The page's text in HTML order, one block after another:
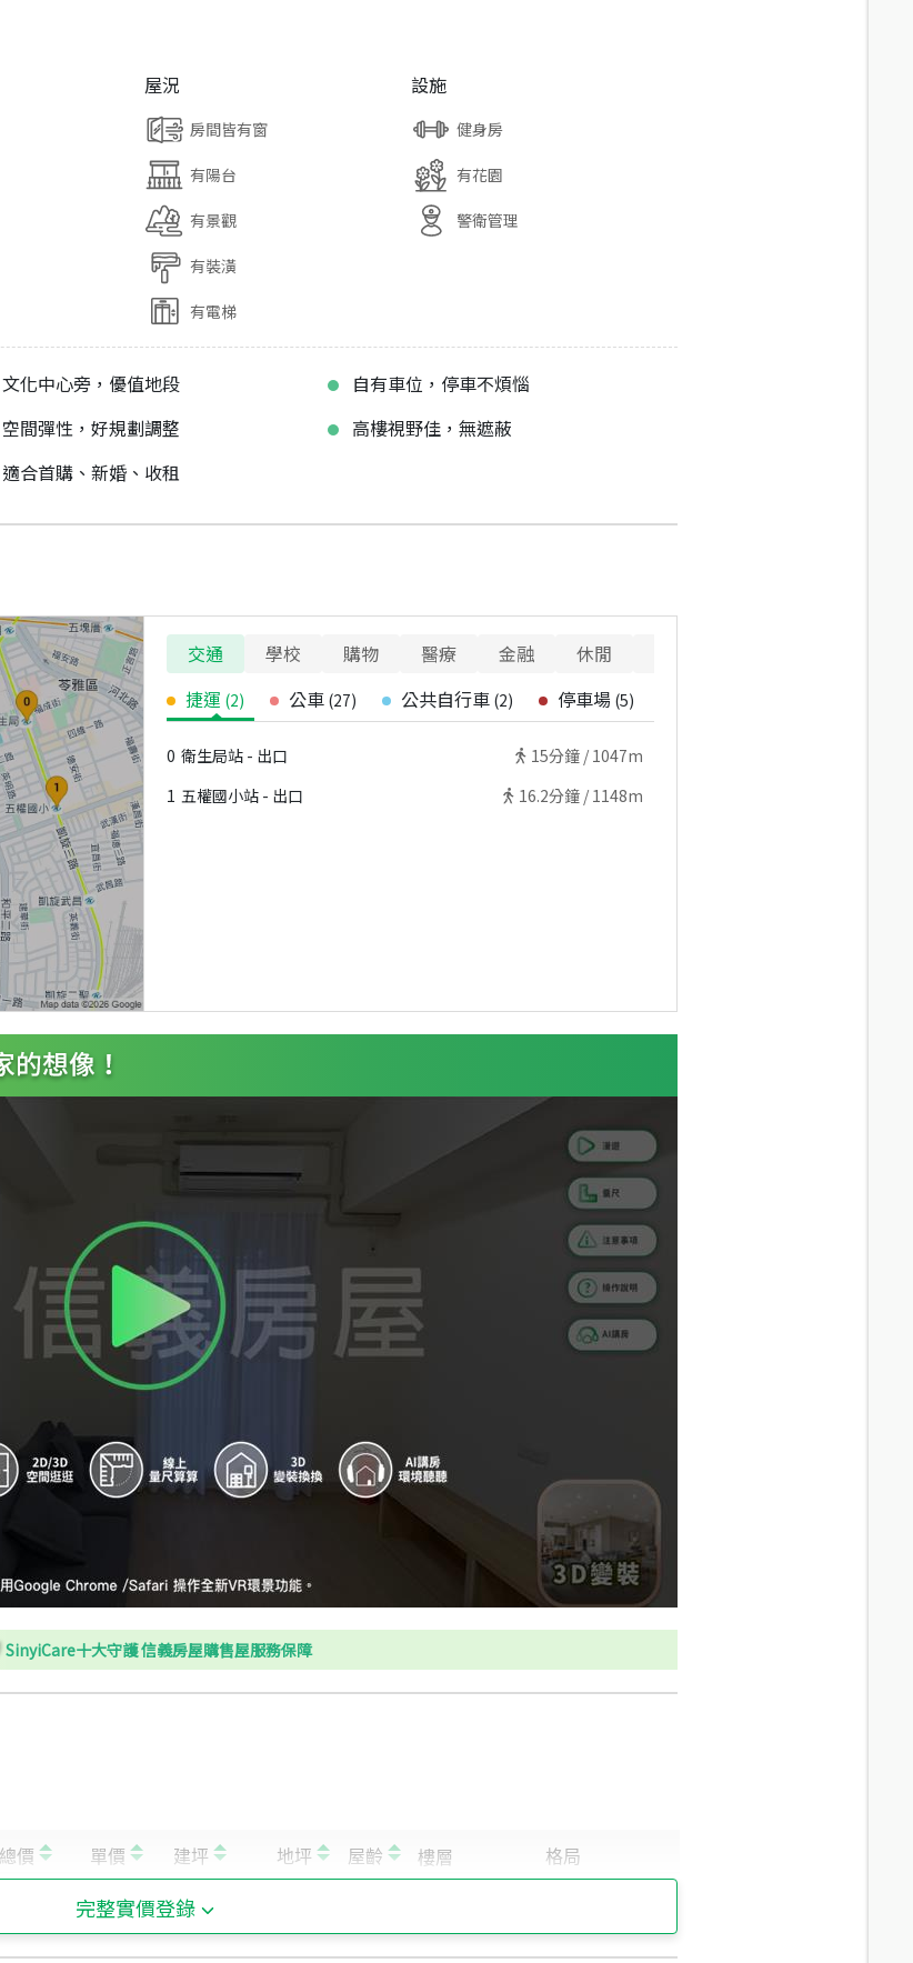
屋況
房間皆有窗
有陽台
有景觀
有裝潢
有電梯
設施
健身房
有花園
警衛管理
文化中心旁，優值地段
自有車位，停車不煩惱
空間彈性，好規劃調整
高樓視野佳，無遮蔽
適合首購、新婚、收租
交通 學校 購物 醫療 金融 休閒
捷運 (2) 公車 (27) 公共自行車 (2) 停車場 (5)
0 衛生局站 - 出口 15分鐘 / 1047m
1 五權國小站 - 出口 16.2分鐘 / 1148m
SinyiCare十大守護 信義房屋購售屋服務保障
完整實價登錄